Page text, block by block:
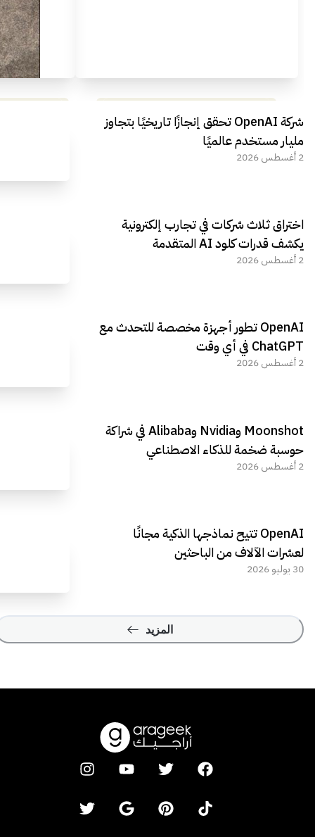
مراجعة شاملة لعملاق الألعاب
الجديد REDMAGIC 11 AIR
شركة OpenAI تحقق إنجازًا تاريخيًا بتجاوز
مليار مستخدم عالميًا
2 أغسطس 2026
اختراق ثلاث شركات في تجارب إلكترونية
يكشف قدرات كلود AI المتقدمة
2 أغسطس 2026
OpenAI تطور أجهزة مخصصة للتحدث مع
ChatGPT في أي وقت
2 أغسطس 2026
Moonshot وNvidia وAlibaba في شراكة
حوسبة ضخمة للذكاء الاصطناعي
2 أغسطس 2026
OpenAI تتيح نماذجها الذكية مجانًا
لعشرات الآلاف من الباحثين
30 يوليو 2026
المزيد